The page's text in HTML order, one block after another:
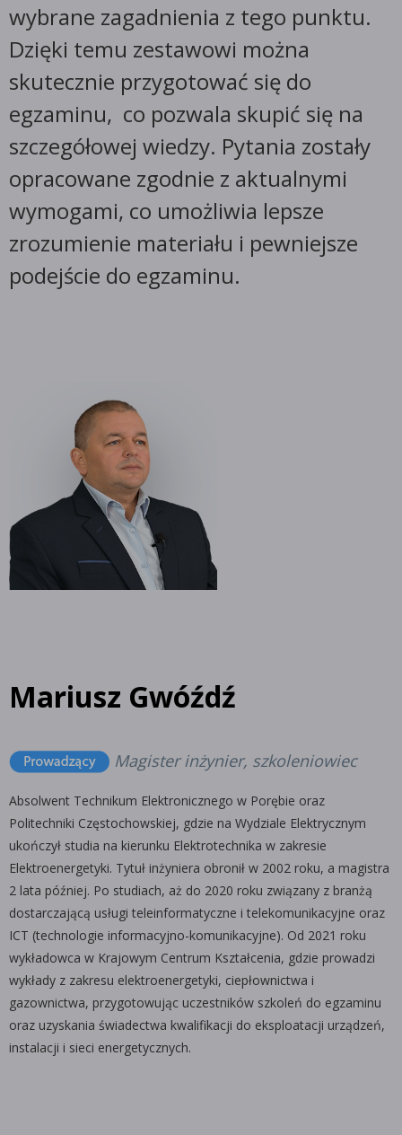
wybrane zagadnienia z tego punktu.
Dzięki temu zestawowi można
skutecznie przygotować się do
egzaminu, co pozwala skupić się na
szczegółowej wiedzy. Pytania zostały
opracowane zgodnie z aktualnymi
wymogami, co umożliwia lepsze
zrozumienie materiału i pewniejsze
podejście do egzaminu.
Mariusz Gwóźdź
Magister inżynier, szkoleniowiec
Absolwent Technikum Elektronicznego w Porębie oraz
Politechniki Częstochowskiej, gdzie na Wydziale Elektrycznym
ukończył studia na kierunku Elektrotechnika w zakresie
Elektroenergetyki. Tytuł inżyniera obronił w 2002 roku, a magistra
2 lata później. Po studiach, aż do 2020 roku związany z branżą
dostarczającą usługi teleinformatyczne i telekomunikacyjne oraz
ICT (technologie informacyjno-komunikacyjne). Od 2021 roku
wykładowca w Krajowym Centrum Kształcenia, gdzie prowadzi
wykłady z zakresu elektroenergetyki, ciepłownictwa i
gazownictwa, przygotowując uczestników szkoleń do egzaminu
oraz uzyskania świadectwa kwalifikacji do eksploatacji urządzeń,
instalacji i sieci energetycznych.